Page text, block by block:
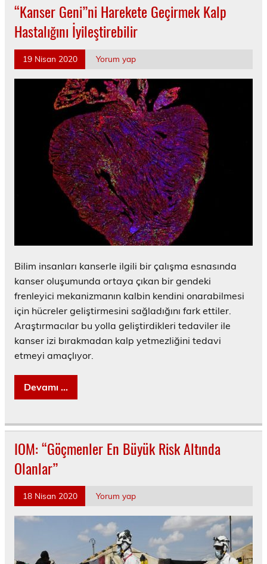
“Kanser Geni”ni Harekete Geçirmek Kalp
Hastalığını İyileştirebilir
19 Nisan 2020 Yorum yap
Bilim insanları kanserle ilgili bir çalışma esnasında
kanser oluşumunda ortaya çıkan bir gendeki
frenleyici mekanizmanın kalbin kendini onarabilmesi
için hücreler geliştirmesini sağladığını fark ettiler.
Araştırmacılar bu yolla geliştirdikleri tedaviler ile
kanser izi bırakmadan kalp yetmezliğini tedavi
etmeyi amaçlıyor.
Devamı ...
IOM: “Göçmenler En Büyük Risk Altında
Olanlar”
18 Nisan 2020 Yorum yap